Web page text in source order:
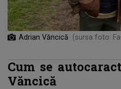
Adrian Văncică (sursa foto:
Cum se
Văncică